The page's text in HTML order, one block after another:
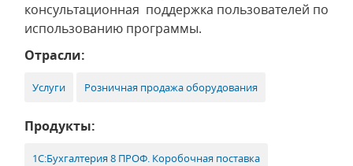
консультационная поддержка пользователей по
использованию программы.
Отрасли:
Услуги Розничная продажа оборудования
Продукты:
1С:Бухгалтерия 8 ПРОФ. Коробочная поставка